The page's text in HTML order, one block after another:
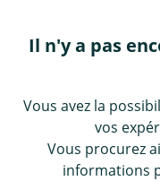
Il n'y a pas
Vous avez la
vos
Vous procurez
informations